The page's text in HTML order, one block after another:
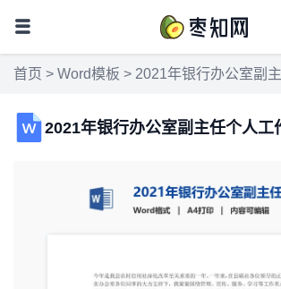
首页 > Word模板 > 2021年银行办公室副
2021年银行办公室副主任个人工